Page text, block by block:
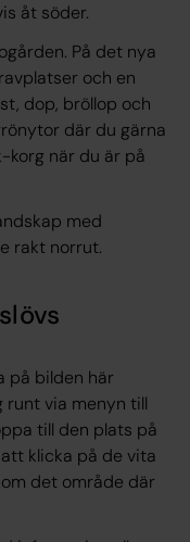
åt söder.
På det nya
och en
dop, bröllop och
där du gärna
korg när du är på
med
rakt norrut.
på bilden här
runt via menyn till
till den plats på
klicka på de vita
det område där